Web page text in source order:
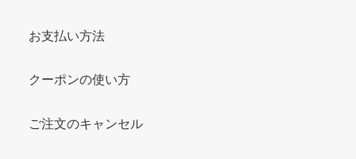
お支払い方法
クーポンの使い方
ご注文のキャンセル